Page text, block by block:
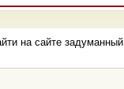
на сайте задуманный